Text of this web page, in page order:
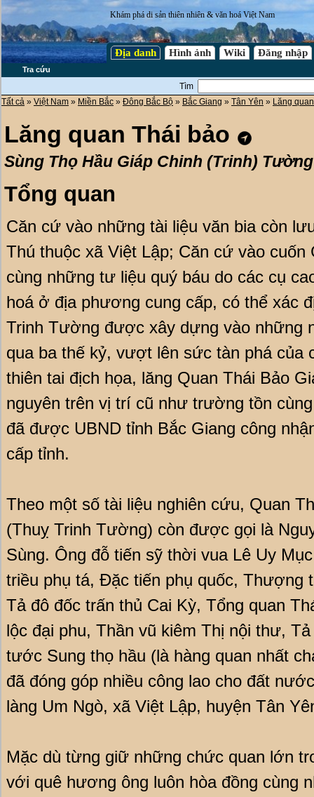
Khám phá di sản thiên nhiên & văn hoá Việt Nam
Địa danh Hình ảnh Wiki Đăng nhập
Tra cứu
Tìm
Tất cả » Việt Nam » Miền Bắc » Đông Bắc Bộ » Bắc Giang » Tân Yên » Lăng
Lăng quan Thái bảo
Sùng Thọ Hầu Giáp Chinh (Trinh) Tường
Tổng quan
Căn cứ vào những tài liệu văn bia còn
Thú thuộc xã Việt Lập; Căn cứ vào cuốn
cùng những tư liệu quý báu do các cụ
hoá ở địa phương cung cấp, có thể xác
Trinh Tường được xây dựng vào những
qua ba thế kỷ, vượt lên sức tàn phá của
thiên tai địch họa, lăng Quan Thái Bảo
nguyên trên vị trí cũ như trường tồn
đã được UBND tỉnh Bắc Giang công
cấp tỉnh.
Theo một số tài liệu nghiên cứu, Quan
(Thuỵ Trinh Tường) còn được gọi là
Sùng. Ông đỗ tiến sỹ thời vua Lê Uy
triều phụ tá, Đặc tiến phụ quốc, Thượng
Tả đô đốc trấn thủ Cai Kỳ, Tổng quan
lộc đại phu, Thần vũ kiêm Thị nội thư,
tước Sung thọ hầu (là hàng quan nhất
đã đóng góp nhiều công lao cho đất
làng Um Ngò, xã Việt Lập, huyện Tân
Mặc dù từng giữ những chức quan lớn
với quê hương ông luôn hòa đồng cùng